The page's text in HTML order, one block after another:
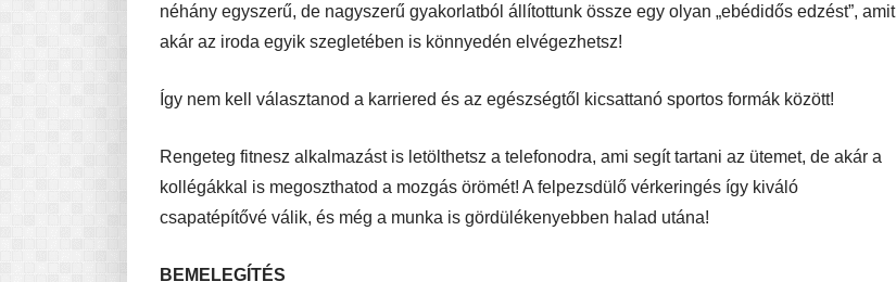
néhány egyszerű, de nagyszerű gyakorlatból állítottunk össze egy olyan „ebédidős edzést”, amit
akár az iroda egyik szegletében is könnyedén elvégezhetsz!
Így nem kell választanod a karriered és az egészségtől kicsattanó sportos formák között!
Rengeteg fitnesz alkalmazást is letölthetsz a telefonodra, ami segít tartani az ütemet, de akár a
kollégákkal is megoszthatod a mozgás örömét! A felpezsdülő vérkeringés így kiváló
csapatépítővé válik, és még a munka is gördülékenyebben halad utána!
BEMELEGÍTÉS